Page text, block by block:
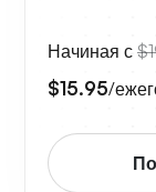
Начиная с
$15.95/